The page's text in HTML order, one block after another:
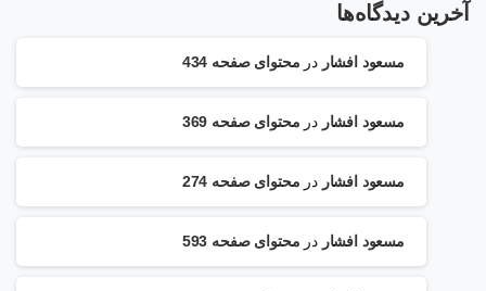
آخرین دیدگاه‌ها
مسعود افشار در محتوای صفحه 434
مسعود افشار در محتوای صفحه 369
مسعود افشار در محتوای صفحه 274
مسعود افشار در محتوای صفحه 593